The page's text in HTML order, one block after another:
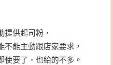
提供起司粉，
能主動跟店家要求，
使要了，也給的不多。